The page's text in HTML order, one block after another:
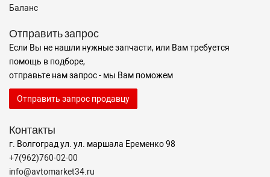
Баланс
Отправить запрос
Если Вы не нашли нужные запчасти, или Вам требуется
помощь в подборе,
отправьте нам запрос - мы Вам поможем
Отправить запрос продавцу
Контакты
г. Волгоград ул. ул. маршала Еременко 98
+7(962)760-02-00
info@avtomarket34.ru